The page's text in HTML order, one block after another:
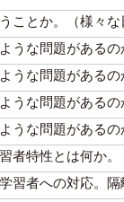
ことか。（様々
うな問題がある
うな問題がある
うな問題がある
うな問題がある
者特性とは何か。
習者への対応。隔